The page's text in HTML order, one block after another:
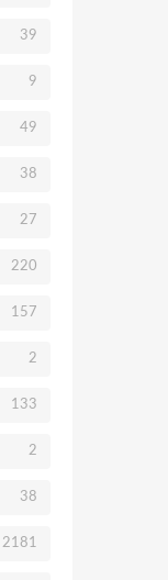
39
9
49
38
27
220
157
2
133
2
38
2181